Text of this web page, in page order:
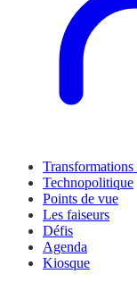
Transformations
Technopolitique
Points de vue
Les faiseurs
Défis
Agenda
Kiosque